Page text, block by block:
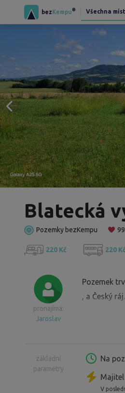
bezKempu® Všechna
Blatecká
Pozemky bezKempu
220 Kč 220 Kč
pronajímá:
Jaroslav
Pozemek
, a Český
základní
parametry
Na
V